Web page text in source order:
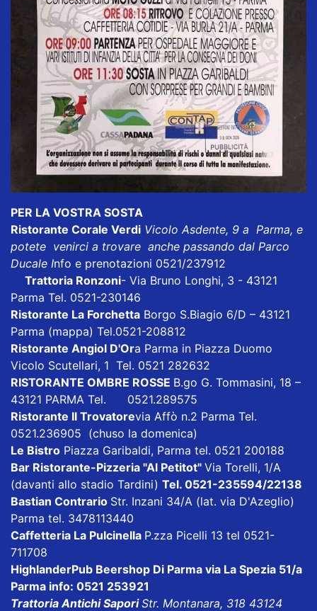
PER LA VOSTRA SOSTA
Ristorante Corale Verdi Vicolo Asdente, 9 a Parma, e
potete venirci a trovare anche passando dal Parco
Ducale Info e prenotazioni 0521/237912
Trattoria Ronzoni- Via Bruno Longhi, 3 - 43121
Parma Tel. 0521-230146
Ristorante La Forchetta Borgo S.Biagio 6/D – 43121
Parma (mappa) Tel.0521-208812
Ristorante Angiol D'Ora Parma in Piazza Duomo
Vicolo Scutellari, 1 Tel. 0521 282632
RISTORANTE OMBRE ROSSE B.go G. Tommasini, 18 –
43121 PARMA Tel. 0521.289575
Ristorante Il Trovatorevia Affò n.2 Parma Tel.
0521.236905 (chuso la domenica)
Le Bistro Piazza Garibaldi, Parma tel. 0521 200188
Bar Ristorante-Pizzeria "Al Petitot" Via Torelli, 1/A
(davanti allo stadio Tardini) Tel. 0521-235594/22138
Bastian Contrario Str. Inzani 34/A (lat. via D'Azeglio)
Parma tel. 3478113440
Caffetteria La Pulcinella P.zza Picelli 13 tel 0521-
711708
HighlanderPub Beershop Di Parma via La Spezia 51/a
Parma info: 0521 253921
Trattoria Antichi SaporiStr. Montanara, 318 43124